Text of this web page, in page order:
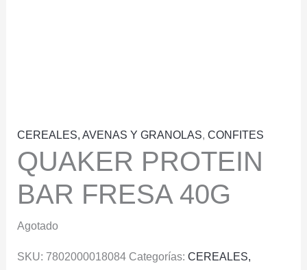
CEREALES, AVENAS Y GRANOLAS, CONFITES
QUAKER PROTEIN
BAR FRESA 40G
Agotado
SKU: 7802000018084 Categorías: CEREALES,